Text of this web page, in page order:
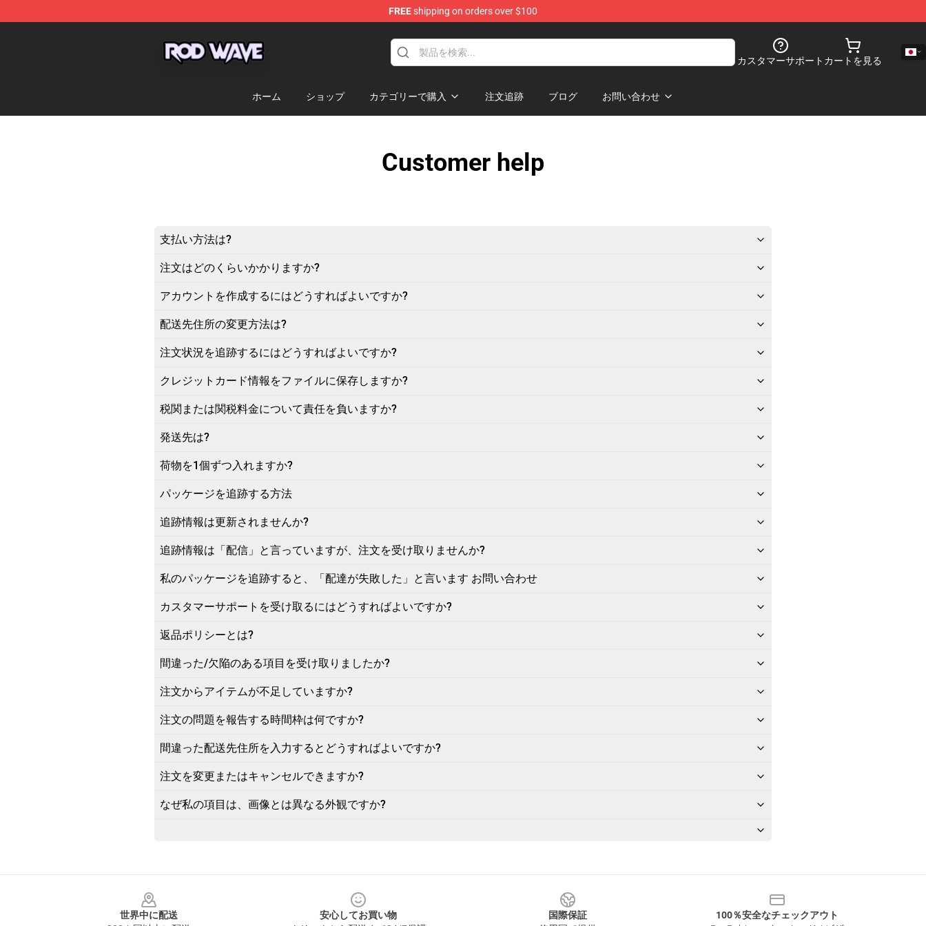
FREEshipping on orders over $100
カスタマーサポート カートを見る
ホーム ショップ カテゴリーで購入 注文追跡 ブログ お問い合わせ
Customer help
支払い方法は?
注文はどのくらいかかりますか?
アカウントを作成するにはどうすればよいですか?
配送先住所の変更方法は?
注文状況を追跡するにはどうすればよいですか?
クレジットカード情報をファイルに保存しますか?
税関または関税料金について責任を負いますか?
発送先は?
荷物を1個ずつ入れますか?
パッケージを追跡する方法
追跡情報は更新されませんか?
追跡情報は「配信」と言っていますが、注文を受け取りませんか?
私のパッケージを追跡すると、「配達が失敗した」と言います お問い合わせ
カスタマーサポートを受け取るにはどうすればよいですか?
返品ポリシーとは?
間違った/欠陥のある項目を受け取りましたか?
注文からアイテムが不足していますか?
注文の問題を報告する時間枠は何ですか?
間違った配送先住所を入力するとどうすればよいですか?
注文を変更またはキャンセルできますか?
なぜ私の項目は、画像とは異なる外観ですか?
世界中に配送
安心してお買い物
国際保証
100％安全なチェックアウト